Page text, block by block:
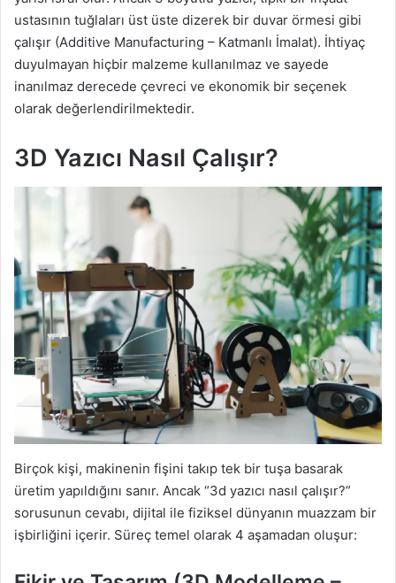
ustasının tuğlaları üst üste dizerek bir duvar örmesi gibi
çalışır (Additive Manufacturing – Katmanlı İmalat). İhtiyaç
duyulmayan hiçbir malzeme kullanılmaz ve sayede
inanılmaz derecede çevreci ve ekonomik bir seçenek
olarak değerlendirilmektedir.
3D Yazıcı Nasıl Çalışır?
Birçok kişi, makinenin fişini takıp tek bir tuşa basarak
üretim yapıldığını sanır. Ancak “3d yazıcı nasıl çalışır?”
sorusunun cevabı, dijital ile fiziksel dünyanın muazzam bir
işbirliğini içerir. Süreç temel olarak 4 aşamadan oluşur: